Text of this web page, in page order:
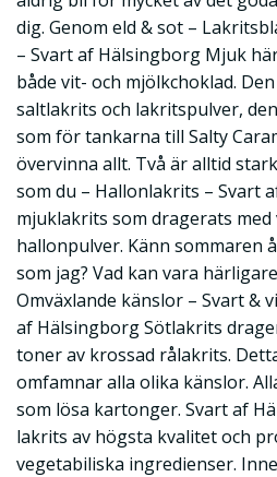
dig. Genom eld & sot –
– Svart af Hälsingborg Mjuk
både vit- och mjölkchoklad.
saltlakrits och lakritspulver,
som för tankarna till Salty
övervinna allt. Två är alltid
som du – Hallonlakrits – Svart
mjuklakrits som dragerats med
hallonpulver. Känn sommaren
som jag? Vad kan vara
Omväxlande känslor – Svart &
af Hälsingborg Sötlakrits
toner av krossad rålakrits.
omfamnar alla olika känslor.
som lösa kartonger. Svart af
lakrits av högsta kvalitet och
vegetabiliska ingredienser.